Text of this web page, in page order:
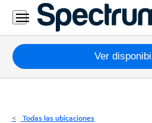
Residencial
Business
Paquetes
Internet
Ver
Todas las ubicaciones